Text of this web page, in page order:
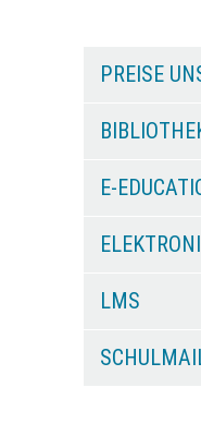
PREISE
E-
LMS